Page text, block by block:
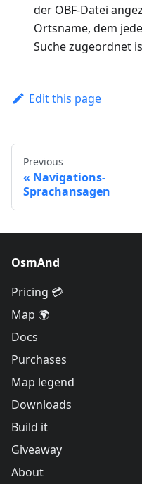
der OBF-Datei
Ortsname, dem
Suche zugeordnet
Edit this page
Previous
Navigations-
Sprachansagen
OsmAnd
Pricing 💳
Map 🌍
Docs
Purchases
Map legend
Downloads
Build it
Giveaway
About